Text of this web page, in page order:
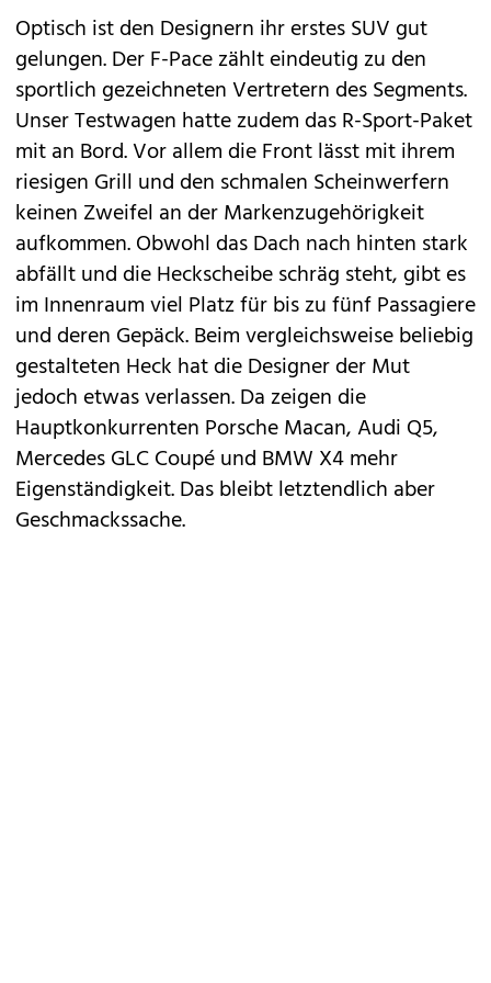
Optisch ist den Designern ihr erstes SUV gut
gelungen. Der F-Pace zählt eindeutig zu den
sportlich gezeichneten Vertretern des Segments.
Unser Testwagen hatte zudem das R-Sport-Paket
mit an Bord. Vor allem die Front lässt mit ihrem
riesigen Grill und den schmalen Scheinwerfern
keinen Zweifel an der Markenzugehörigkeit
aufkommen. Obwohl das Dach nach hinten stark
abfällt und die Heckscheibe schräg steht, gibt es
im Innenraum viel Platz für bis zu fünf Passagiere
und deren Gepäck. Beim vergleichsweise beliebig
gestalteten Heck hat die Designer der Mut
jedoch etwas verlassen. Da zeigen die
Hauptkonkurrenten PorscheMacan, Audi Q5,
MercedesGLC Coupéund BMW X4mehr
Eigenständigkeit. Das bleibt letztendlich aber
Geschmackssache.